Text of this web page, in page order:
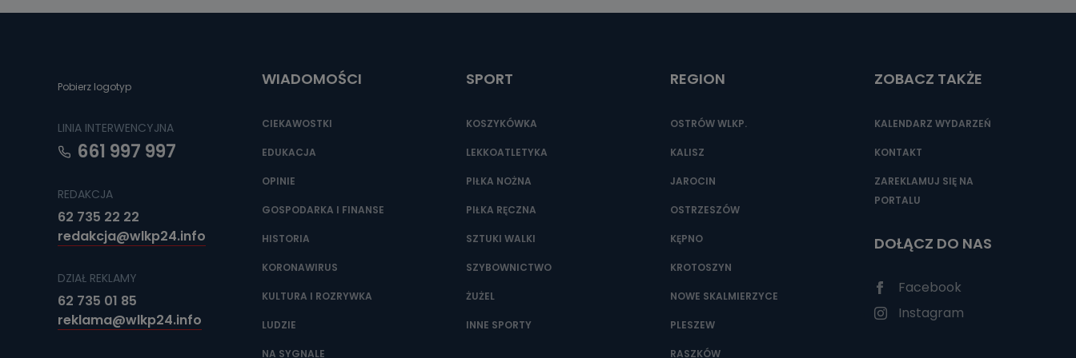
Można to zrobić pod numerem telefonu 62 735-51-05 lub e-mailowo pod adresem:
Pobierz logotyp
LINIA INTERWENCYJNA
661 997 997
REDAKCJA
62 735 22 22
redakcja@wlkp24.info
DZIAŁ REKLAMY
62 735 01 85
reklama@wlkp24.info
WIADOMOŚCI
CIEKAWOSTKI
EDUKACJA
OPINIE
GOSPODARKA I FINANSE
HISTORIA
KORONAWIRUS
KULTURA I ROZRYWKA
LUDZIE
NA SYGNALE
SPORT
KOSZYKÓWKA
LEKKOATLETYKA
PIŁKA NOŻNA
PIŁKA RĘCZNA
SZTUKI WALKI
SZYBOWNICTWO
ŻUŻEL
INNE SPORTY
REGION
OSTRÓW WLKP.
KALISZ
JAROCIN
OSTRZESZÓW
KĘPNO
KROTOSZYN
NOWE SKALMIERZYCE
PLESZEW
RASZKÓW
ZOBACZ TAKŻE
KALENDARZ WYDARZEŃ
KONTAKT
ZAREKLAMUJ SIĘ NA
PORTALU
DOŁĄCZ DO NAS
Facebook
Instagram